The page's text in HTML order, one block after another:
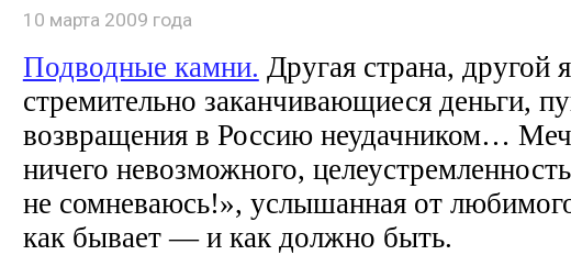
10 марта 2009 года
Подводные камни. Другая страна, другой
стремительно заканчивающиеся деньги,
возвращения в Россию неудачником…
ничего невозможного,
не сомневаюсь!», услышанная от
как бывает — и как должно быть.